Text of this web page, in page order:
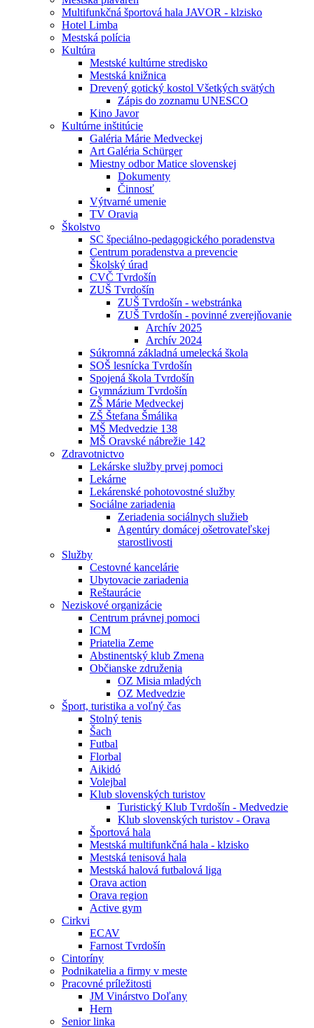
Multifunkčná športová hala JAVOR - klzisko
Hotel Limba
Mestská polícia
Kultúra
Mestské kultúrne stredisko
Mestská knižnica
Drevený gotický kostol Všetkých svätých
Zápis do zoznamu UNESCO
Kino Javor
Kultúrne inštitúcie
Galéria Márie Medveckej
Art Galéria Schürger
Miestny odbor Matice slovenskej
Dokumenty
Činnosť
Výtvarné umenie
TV Oravia
Školstvo
SC špeciálno-pedagogického poradenstva
Centrum poradenstva a prevencie
Školský úrad
CVČ Tvrdošín
ZUŠ Tvrdošín
ZUŠ Tvrdošín - webstránka
ZUŠ Tvrdošín - povinné zverejňovanie
Archív 2025
Archív 2024
Súkromná základná umelecká škola
SOŠ lesnícka Tvrdošín
Spojená škola Tvrdošín
Gymnázium Tvrdošín
ZŠ Márie Medveckej
ZŠ Štefana Šmálika
MŠ Medvedzie 138
MŠ Oravské nábrežie 142
Zdravotnictvo
Lekárske služby prvej pomoci
Lekárne
Lekárenské pohotovostné služby
Sociálne zariadenia
Zeriadenia sociálnych služieb
Agentúry domácej ošetrovateľskej
starostlivosti
Služby
Cestovné kancelárie
Ubytovacie zariadenia
Reštaurácie
Neziskové organizácie
Centrum právnej pomoci
ICM
Priatelia Zeme
Abstinentský klub Zmena
Občianske združenia
OZ Misia mladých
OZ Medvedzie
Šport, turistika a voľný čas
Stolný tenis
Šach
Futbal
Florbal
Aikidó
Volejbal
Klub slovenských turistov
Turistický Klub Tvrdošín - Medvedzie
Klub slovenských turistov - Orava
Športová hala
Mestská multifunkčná hala - klzisko
Mestská tenisová hala
Mestská halová futbalová liga
Orava action
Orava region
Active gym
Cirkvi
ECAV
Farnost Tvrdošín
Cintoríny
Podnikatelia a firmy v meste
Pracovné príležitosti
JM Vinárstvo Doľany
Hern
Senior linka